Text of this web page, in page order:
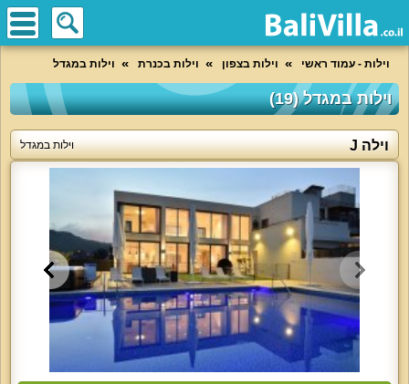
וילות - עמוד ראשי וילות בצפון וילות בכנרת וילות במגדל
וילות במגדל (19)
וילה J וילות במגדל